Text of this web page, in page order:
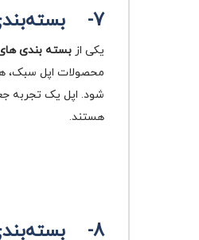
7-
یکی از بسته بندی
محصولات اپل سبک،
شود. اپل یک تجربه‌
هستند.
8-